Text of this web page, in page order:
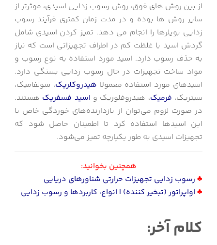
از بین روش های فوق، روش رسوب زدایی اسیدی، موثرتر از
سایر روش ها بوده و در مدت زمان کمتری فرآیند رسوب
زدایی بویلرها را انجام می دهد. تمیز کردن اسیدی شامل
گردش اسید با غلظت کم در اطراف تجهیزاتی است که نیاز
به حذف رسوب دارد. اسید مورد استفاده به نوع رسوب و
مواد ساخت تجهیزات در حال رسوب زدایی بستگی دارد.
اسیدهای مورد استفاده معمولا هیدروکلریک، سولفامیک،
سیتریک، فرمیک، هیدروفلوریک و اسید فسفریک هستند.
در صورت لزوم می‌توان از بازدارنده‌های خوردگی خاص با
این اسیدها استفاده کرد تا اطمینان حاصل شود که
تجهیزات اسیدی به طور یکپارچه تمیز می‌شود.
همچنین بخوانید:
♣ رسوب زدایی تجهیزات حرارتی شناورهای دریایی
♣ اواپراتور (تبخیر کننده) | انواع، کاربردها و رسوب زدایی
کلام آخر: